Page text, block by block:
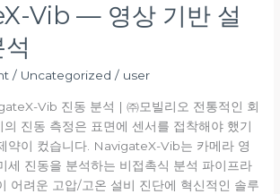
Vib — 영상 기반 설
/ Uncategorized / user
Vib 진동 분석 | ㈜모빌리오 전통적인 회
진동 측정은 표면에 센서를 접착해야 했기
약이 컸습니다. NavigateX-Vib는 카메라 영
세 진동을 분석하는 비접촉식 분석 파이프라
어려운 고압/고온 설비 진단에 혁신적인 솔루